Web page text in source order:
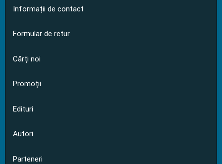
Informații de contact
Formular de retur
Cărți noi
Promoții
Edituri
Autori
Parteneri